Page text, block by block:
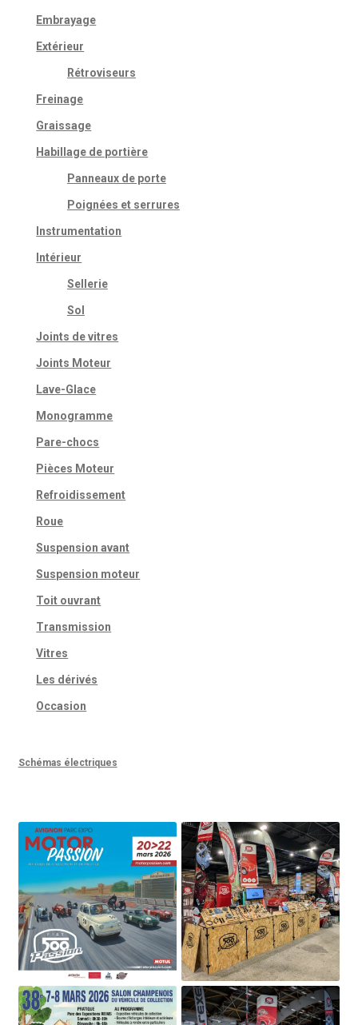
Embrayage
Extérieur
Rétroviseurs
Freinage
Graissage
Habillage de portière
Panneaux de porte
Poignées et serrures
Instrumentation
Intérieur
Sellerie
Sol
Joints de vitres
Joints Moteur
Lave-Glace
Monogramme
Pare-chocs
Pièces Moteur
Refroidissement
Roue
Suspension avant
Suspension moteur
Toit ouvrant
Transmission
Vitres
Les dérivés
Occasion
Schémas électriques